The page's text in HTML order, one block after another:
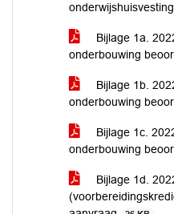
onderwijshuisvesting
Bijlage 1a.
onderbouwing
Bijlage 1b.
onderbouwing
Bijlage 1c.
onderbouwing
Bijlage 1d.